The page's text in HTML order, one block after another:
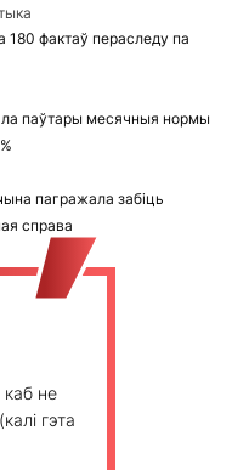
фактаў пераследу па
паўтары месячныя нормы
пагражала забіць
справа
не
гэта